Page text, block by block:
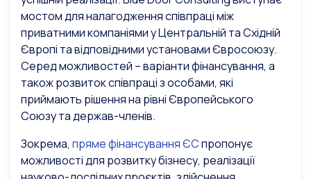
мостом для налагодження співпраці між
приватними компаніями у Центральній та Східній
Європі та відповідними установами Євросоюзу.
Серед можливостей – варіанти фінансування, а
також розвиток співпраці з особами, які
приймають рішення на рівні Європейського
Союзу та держав-членів.
Зокрема, пряме фінансування ЄСпропонує
можливості для розвитку бізнесу, реалізації